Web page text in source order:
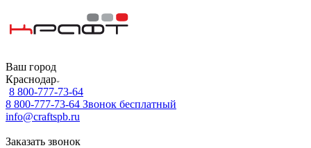
Ваш город
Краснодар
8 800-777-73-64
8 800-777-73-64 Звонок бесплатный
info@craftspb.ru
Заказать звонок